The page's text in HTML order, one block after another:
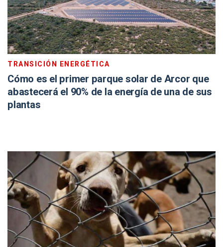
TRANSICIÓN ENERGÉTICA
Cómo es el primer parque solar de Arcor que
abastecerá el 90% de la energía de una de sus
plantas